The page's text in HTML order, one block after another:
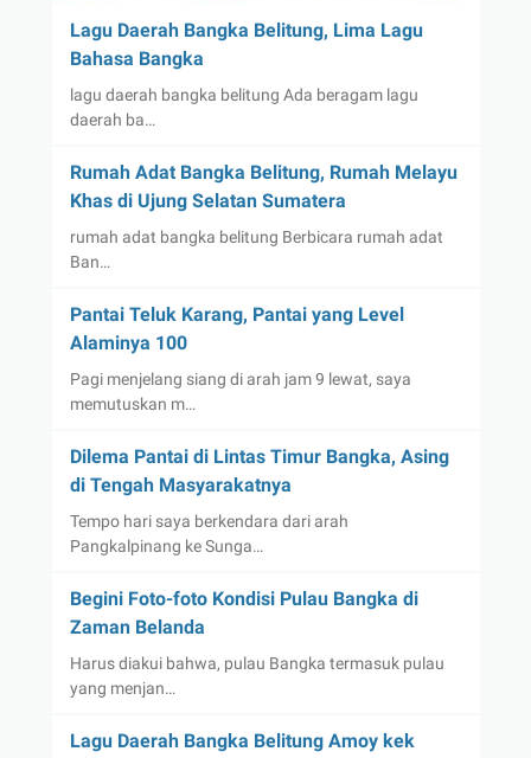
Lagu Daerah Bangka Belitung, Lima Lagu
Bahasa Bangka
lagu daerah bangka belitung Ada beragam lagu
daerah ba…
Rumah Adat Bangka Belitung, Rumah Melayu
Khas di Ujung Selatan Sumatera
rumah adat bangka belitung Berbicara rumah adat
Ban…
Pantai Teluk Karang, Pantai yang Level
Alaminya 100
Pagi menjelang siang di arah jam 9 lewat, saya
memutuskan m…
Dilema Pantai di Lintas Timur Bangka, Asing
di Tengah Masyarakatnya
Tempo hari saya berkendara dari arah
Pangkalpinang ke Sunga…
Begini Foto-foto Kondisi Pulau Bangka di
Zaman Belanda
Harus diakui bahwa, pulau Bangka termasuk pulau
yang menjan…
Lagu Daerah Bangka Belitung Amoy kek